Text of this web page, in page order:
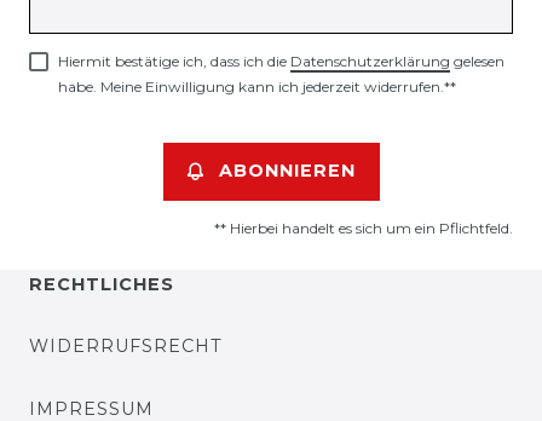
Hiermit bestätige ich, dass ich die Daten­schutz­erklärung gelesen
habe. Meine Einwilligung kann ich jederzeit widerrufen.**
ABONNIEREN
** Hierbei handelt es sich um ein Pflichtfeld.
RECHTLICHES
WIDERRUFSRECHT
IMPRESSUM